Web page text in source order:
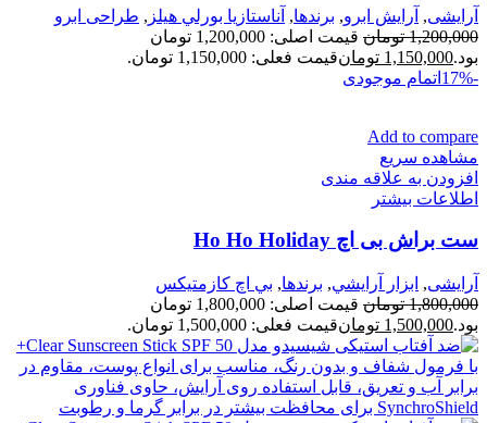
آرایشی, آرايش ابرو, برندها, آناستازيا بورلي هيلز , طراحی ابرو
1,200,000 تومان
قیمت اصلی: 1,200,000 تومان
بود.1,150,000 تومانقیمت فعلی: 1,150,000 تومان.
-17%
اتمام موجودی
Add to compare
مشاهده سریع
افزودن به علاقه مندی
اطلاعات بیشتر
ست براش بی اچ Ho Ho Holiday
آرایشی, ابزار آرايشي, برندها, بي اچ كازمتيكس
1,800,000 تومان
قیمت اصلی: 1,800,000 تومان
بود.1,500,000 تومانقیمت فعلی: 1,500,000 تومان.